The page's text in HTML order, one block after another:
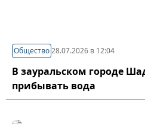
Общество28.07.2026 в 12:04
В зауральском городе
прибывать вода